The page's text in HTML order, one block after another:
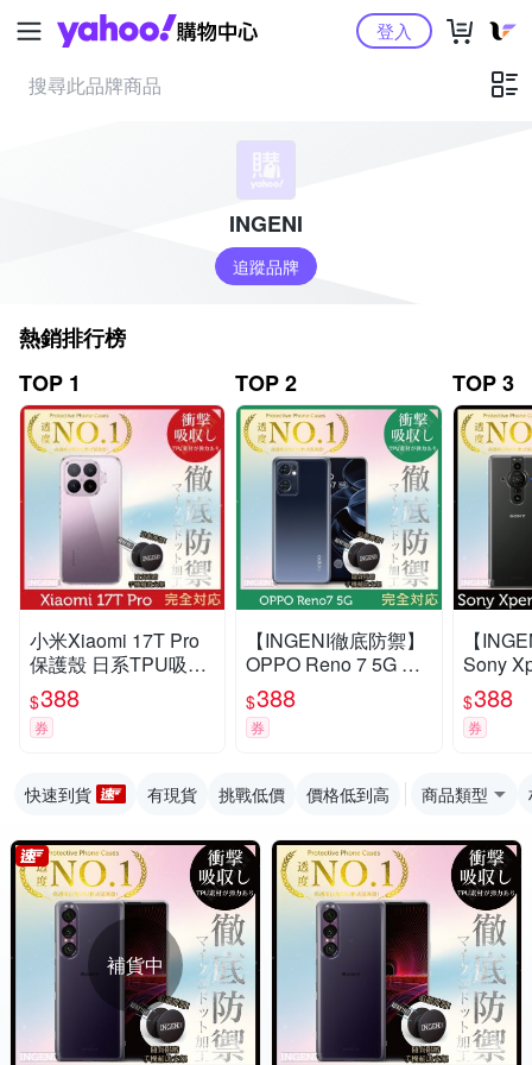
Yahoo購物中心登入
INGENI
追蹤品牌
熱銷排行榜
TOP 1
小米Xiaomi 17T Pro
保護殼 日系TPU吸震
防摔保護殼 (全軟式)
【INGENI徹底防禦】
$388
券
TOP 2
【INGENI徹底防禦】
OPPO Reno 7 5G 透
明殼 TPU 軟殼 日系
全軟式TPU吸震防摔
保護殼
$388
券
TOP 3
【
Sony
明殼
全軟式
保護殼
$388
券
快速到貨 有現貨 挑戰低價 價格低到高 商品類型
補貨中